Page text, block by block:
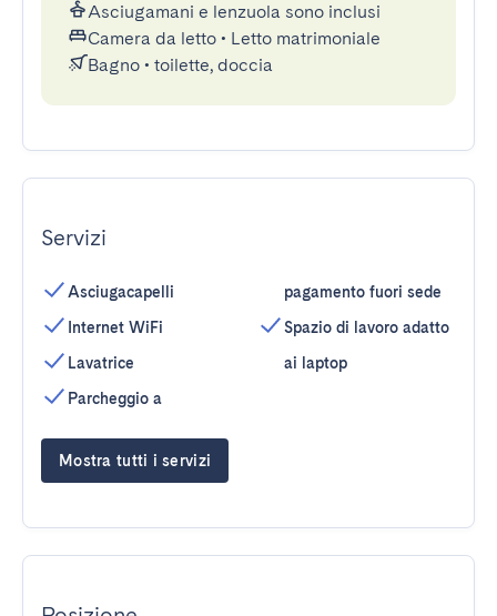
Asciugamani e lenzuola sono inclusi
Camera da letto • Letto matrimoniale
Bagno • toilette, doccia
Servizi
Asciugacapelli
Internet WiFi
Lavatrice
Parcheggio a
pagamento fuori sede
Spazio di lavoro adatto
ai laptop
Mostra tutti i servizi